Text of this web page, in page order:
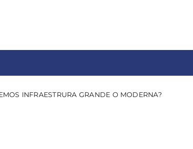
INFRAESTRURA GRANDE O MODERNA?